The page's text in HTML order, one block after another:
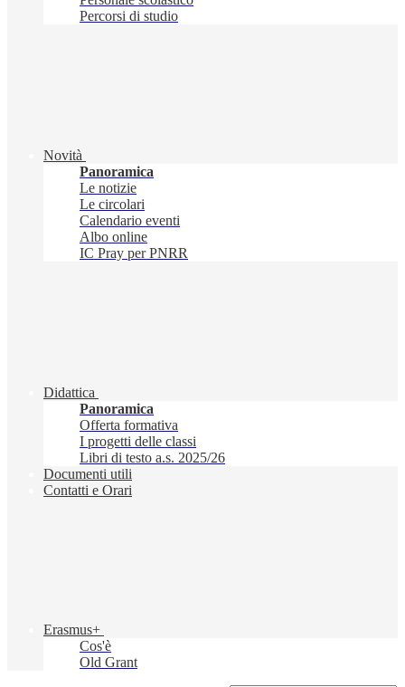
Percorsi di studio
Novità
Panoramica
Le notizie
Le circolari
Calendario eventi
Albo online
IC Pray per PNRR
Didattica
Panoramica
Offerta formativa
I progetti delle classi
Libri di testo a.s. 2025/26
Documenti utili
Contatti e Orari
Erasmus+
Cos'è
Old Grant